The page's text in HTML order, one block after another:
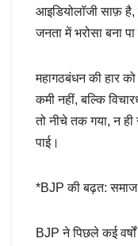
आइडियोलॉजी साफ़
जनता में भरोसा बना पा
महागठबंधन की हार
कमी नहीं, बल्कि
तो नीचे तक गया, न ही
पाई।
*BJP की बढ़त: समाज
BJP ने पिछले कई